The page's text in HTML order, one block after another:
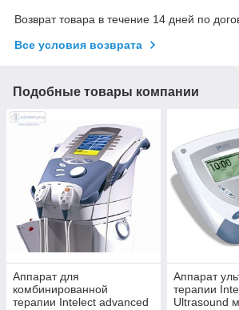
Возврат товара в течение 14 дней по
Все условия возврата
Подобные товары компании
Аппарат для
комбинированной
терапии Intelect advanced
Аппарат
терапии
Ultrasound